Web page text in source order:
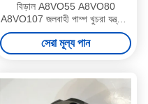
বিড়াল A8VO55 A8VO80
A8VO107 জলবাহী পাম্প খুচরা যন্ত্রাংশ
5 মাসের ওয়্যারেন্টি
সেরা মূল্য পান